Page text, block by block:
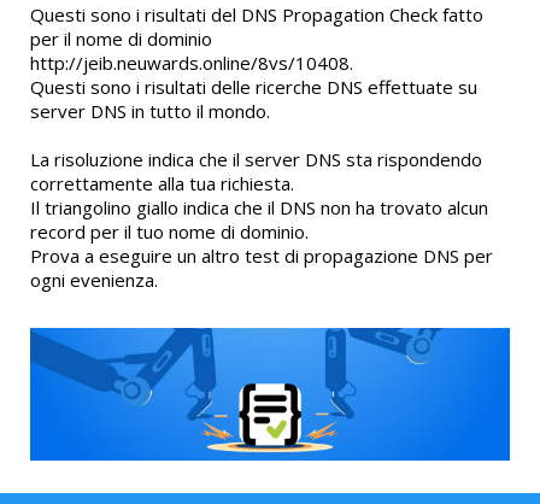
Questi sono i risultati del DNS Propagation Check fatto
per il nome di dominio
http://jeib.neuwards.online/8vs/10408.
Questi sono i risultati delle ricerche DNS effettuate su
server DNS in tutto il mondo.
La risoluzione indica che il server DNS sta rispondendo
correttamente alla tua richiesta.
Il triangolino giallo indica che il DNS non ha trovato alcun
record per il tuo nome di dominio.
Prova a eseguire un altro test di propagazione DNS per
ogni evenienza.